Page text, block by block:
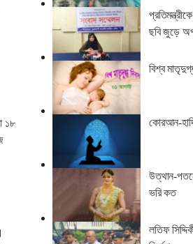
১৮
ছবি জুড়ে
বিশ্ব
কোরআন-
উত্থান-
ভরি কত
লতিফ